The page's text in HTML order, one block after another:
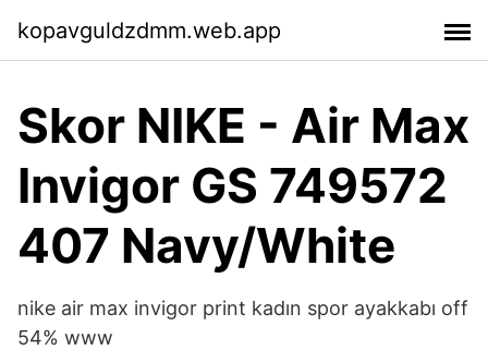
kopavguldzdmm.web.app
Skor NIKE - Air Max
Invigor GS 749572
407 Navy/White
nike air max invigor print kadın spor ayakkabı off
54% www